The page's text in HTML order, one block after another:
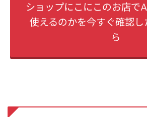
ショップにこにこのお店で
使えるのかを今すぐ確認
ら